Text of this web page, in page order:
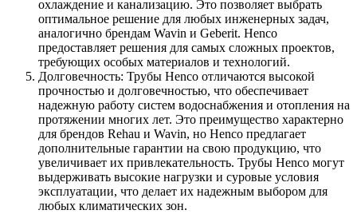
охлаждение и канализацию. Это позволяет выбрать
оптимальное решение для любых инженерных задач,
аналогично брендам Wavin и Geberit. Henco
предоставляет решения для самых сложных проектов,
требующих особых материалов и технологий.
Долговечность: Трубы Henco отличаются высокой
прочностью и долговечностью, что обеспечивает
надежную работу систем водоснабжения и отопления на
протяжении многих лет. Это преимущество характерно
для брендов Rehau и Wavin, но Henco предлагает
дополнительные гарантии на свою продукцию, что
увеличивает их привлекательность. Трубы Henco могут
выдерживать высокие нагрузки и суровые условия
эксплуатации, что делает их надежным выбором для
любых климатических зон.